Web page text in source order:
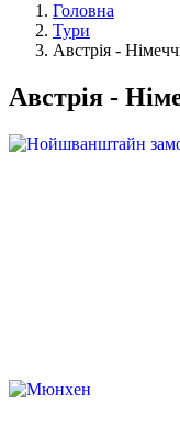
Рядок
навіґації
Головна
Тури
Австрія -
Австрія -